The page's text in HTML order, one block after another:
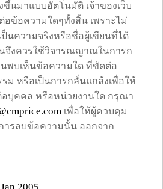
นมาแบบอัตโนมัติ เจ้าของเว็บ
ข้อความใดๆทั้งสิ้น เพราะไม่
ป็นความจริงหรือชื่อผู้เขียนที่ได้
จึงควรใช้วิจารณญาณในการก
พบเห็นข้อความใด ที่ขัดต่อ
ม หรือเป็นการกลั่นแกล้งเพื่อให้
อบุคคล หรือหน่วยงานใด กรุณา
เพื่อให้ผู้ควบคุม
ารลบข้อความนั้น ออกจาก